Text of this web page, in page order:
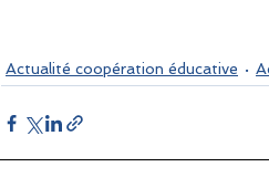
Actualité coopération éducative